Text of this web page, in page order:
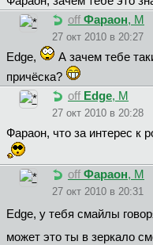
off Фapaoн, М
27 окт 2010 в 20:27
Edge,
А зачем тебе
причёска?
off Edge, М
27 окт 2010 в 20:28
Фapaoн, что за интерес к
off Фapaoн, М
27 окт 2010 в 20:31
Edge, у тебя смайлы
может это ты в зеркало